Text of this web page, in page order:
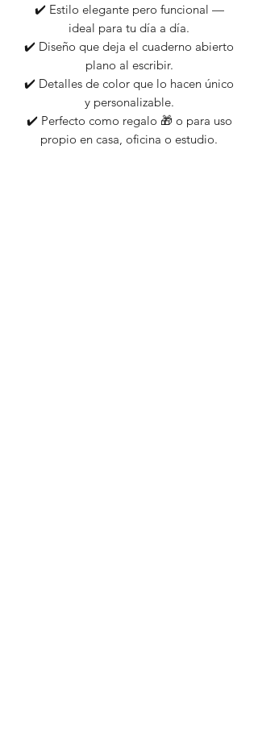
✔️ Estilo elegante pero funcional —
ideal para tu día a día.
✔️ Diseño que deja el cuaderno abierto
plano al escribir.
✔️ Detalles de color que lo hacen único
y personalizable.
✔️ Perfecto como regalo 🎁 o para uso
propio en casa, oficina o estudio.